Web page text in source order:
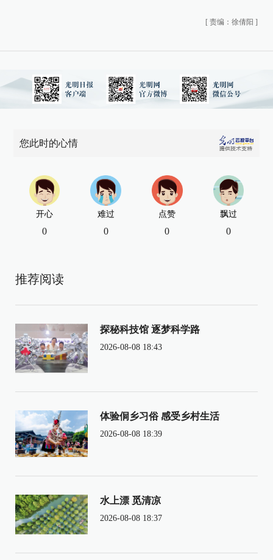
[ 责编：徐倩阳 ]
您此时的心情
开心
0
难过
0
点赞
0
飘过
0
推荐阅读
探秘科技馆 逐梦科学路
2026-08-08 18:43
体验侗乡习俗 感受乡村生活
2026-08-08 18:39
水上漂 觅清凉
2026-08-08 18:37